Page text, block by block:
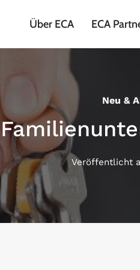
Über ECA ECA
Neu &
Veröffentlicht